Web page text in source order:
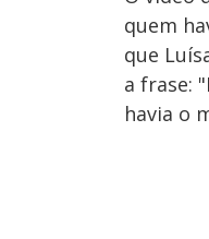
quem
que
a frase:
havia o